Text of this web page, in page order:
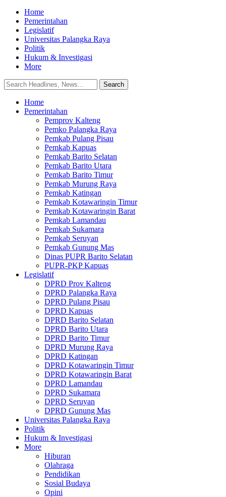
Home
Pemerintahan
Legislatif
Universitas Palangka Raya
Politik
Hukum & Investigasi
More
Home
Pemerintahan
Pemprov Kalteng
Pemko Palangka Raya
Pemkab Pulang Pisau
Pemkab Kapuas
Pemkab Barito Selatan
Pemkab Barito Utara
Pemkab Barito Timur
Pemkab Murung Raya
Pemkab Katingan
Pemkab Kotawaringin Timur
Pemkab Kotawaringin Barat
Pemkab Lamandau
Pemkab Sukamara
Pemkab Seruyan
Pemkab Gunung Mas
Dinas PUPR Barito Selatan
PUPR-PKP Kapuas
Legislatif
DPRD Prov Kalteng
DPRD Palangka Raya
DPRD Pulang Pisau
DPRD Kapuas
DPRD Barito Selatan
DPRD Barito Utara
DPRD Barito Timur
DPRD Murung Raya
DPRD Katingan
DPRD Kotawaringin Timur
DPRD Kotawaringin Barat
DPRD Lamandau
DPRD Sukamara
DPRD Seruyan
DPRD Gunung Mas
Universitas Palangka Raya
Politik
Hukum & Investigasi
More
Hiburan
Olahraga
Pendidikan
Sosial Budaya
Opini